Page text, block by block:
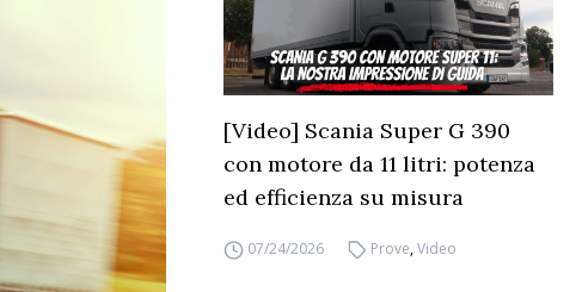
[Video] Scania Super G 390
con motore da 11 litri: potenza
ed efficienza su misura
07/24/2026 Prove,Video